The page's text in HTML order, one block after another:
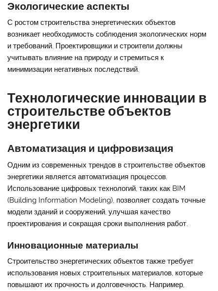
Экологические аспекты
С ростом строительства энергетических объектов
возникает необходимость соблюдения экологических норм
и требований. Проектировщики и строители должны
учитывать влияние на природу и стремиться к
минимизации негативных последствий.
Технологические инновации в
строительстве объектов
энергетики
Автоматизация и цифровизация
Одним из современных трендов в строительстве объектов
энергетики является автоматизация процессов.
Использование цифровых технологий, таких как BIM
(Building Information Modeling), позволяет создать точные
модели зданий и сооружений, улучшая качество
проектирования и сокращая сроки выполнения работ.
Инновационные материалы
Строительство энергетических объектов также требует
использования новых строительных материалов, которые
повышают их прочность и долговечность. Например,